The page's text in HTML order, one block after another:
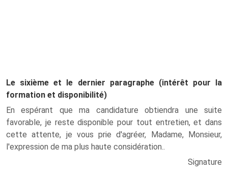
Le sixième et le dernier paragraphe (intérêt pour la
formation et disponibilité)
En espérant que ma candidature obtiendra une suite
favorable, je reste disponible pour tout entretien, et dans
cette attente, je vous prie d'agréer, Madame, Monsieur,
l'expression de ma plus haute considération..
Signature